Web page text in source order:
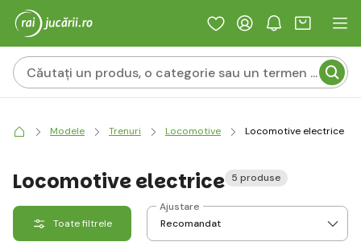
Modele Trenuri Locomotive Locomotive electrice
Locomotive electrice 5 produse
Toate filtrele
Ajustare